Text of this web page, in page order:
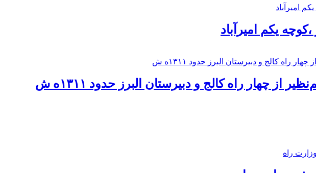
یکم امیرآباد
از چهار راه كالج و دبيرستان البرز حدود ۱۳۱۱ه ش